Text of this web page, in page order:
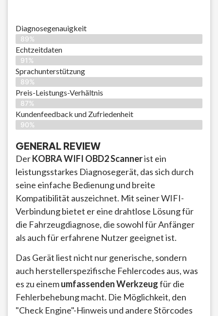
Diagnosegenauigkeit
89%
Echtzeitdaten
91%
Sprachunterstützung
89%
Preis-Leistungs-Verhältnis
87%
Kundenfeedback und Zufriedenheit
90%
GENERAL REVIEW
DerKOBRA WIFI OBD2 Scannerist ein
leistungsstarkes Diagnosegerät, das sich durch
seine einfache Bedienung und breite
Kompatibilität auszeichnet. Mit seiner WIFI-
Verbindung bietet er eine drahtlose Lösung für
die Fahrzeugdiagnose, die sowohl für Anfänger
als auch für erfahrene Nutzer geeignet ist.
Das Gerät liest nicht nur generische, sondern
auch herstellerspezifische Fehlercodes aus, was
es zu einemumfassenden Werkzeugfür die
Fehlerbehebung macht. Die Möglichkeit, den
"Check Engine"-Hinweis und andere Störcodes